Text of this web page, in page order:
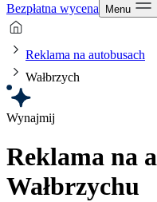
Bezpłatna wycena Menu
Reklama na autobusach
Wałbrzych
Wynajmij
Reklama na
Wałbrzychu